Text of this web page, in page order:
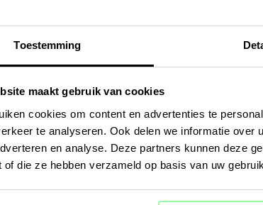
Toestemming
maakt gebruik van cookies
cookies om content en advertenties te
te analyseren. Ook delen we informatie
en analyse. Deze partners kunnen deze
of die ze hebben verzameld op basis van uw